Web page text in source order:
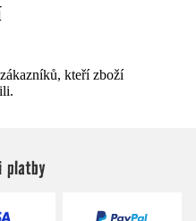
kteří zboží
platby